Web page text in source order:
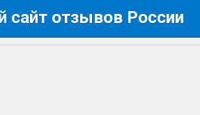
отзывов России